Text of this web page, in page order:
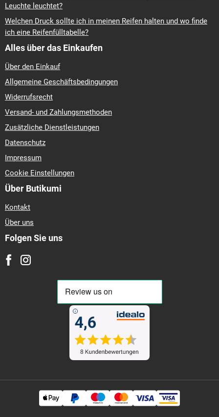
Leuchte leuchtet?
Welchen Druck sollte ich in meinen Reifen halten und wo finde
ich eine Reifenfülltabelle?
Alles über das Einkaufen
Über den Einkauf
Allgemeine Geschäftsbedingungen
Widerrufsrecht
Versand- und Zahlungsmethoden
Zusätzliche Dienstleistungen
Datenschutz
Impressum
Cookie Einstellungen
Über Butikumi
Kontakt
Über uns
Folgen Sie uns